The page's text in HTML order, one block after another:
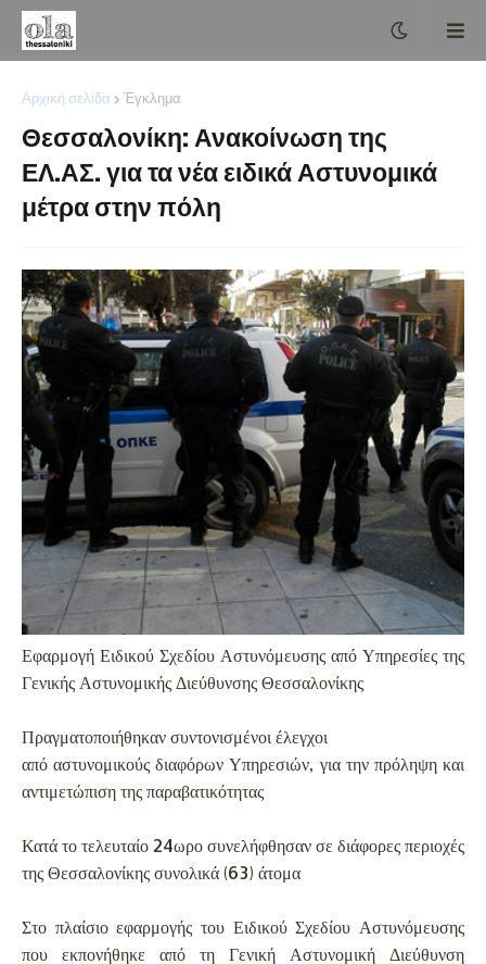
Αρχική σελίδα Έγκλημα
Θεσσαλονίκη: Ανακοίνωση της
ΕΛ.ΑΣ. για τα νέα ειδικά Αστυνομικά
μέτρα στην πόλη
Εφαρμογή Ειδικού Σχεδίου Αστυνόμευσης από Υπηρεσίες της
Γενικής Αστυνομικής Διεύθυνσης Θεσσαλονίκης
Πραγματοποιήθηκαν συντονισμένοι έλεγχοι
από αστυνομικούς διαφόρων Υπηρεσιών, για την πρόληψη και
αντιμετώπιση της παραβατικότητας
Κατά το τελευταίο 24ωρο συνελήφθησαν σε διάφορες περιοχές
της Θεσσαλονίκης συνολικά (63) άτομα
Στο πλαίσιο εφαρμογής του Ειδικού Σχεδίου Αστυνόμευσης
που εκπονήθηκε από τη Γενική Αστυνομική Διεύθυνση